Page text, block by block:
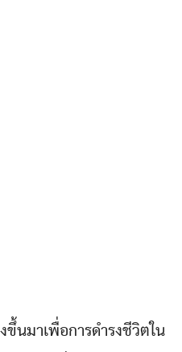
นมาเพื่อการดำรงชีวิตใน